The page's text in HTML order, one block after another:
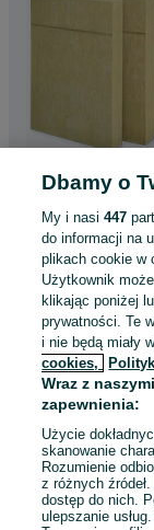
Dbamy o
My i nasi447
do informacji na
plikach cookie w
Użytkownik
klikając poniżej
prywatności. Te
i nie będą miały
cookies,
Wraz z
zapewnienia:
Użycie
skanowanie
Rozumienie
z różnych
dostęp do nich.
ulepszanie